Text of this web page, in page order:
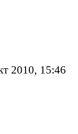
2010, 15:46